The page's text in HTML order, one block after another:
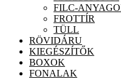
FILC-
FROTTÍR
TÜLL
RÖVIDÁRU
KIEGÉSZÍTŐK
BOXOK
FONALAK